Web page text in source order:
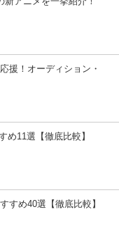
援！オーディション・
め11選【徹底比較】
すめ40選【徹底比較】